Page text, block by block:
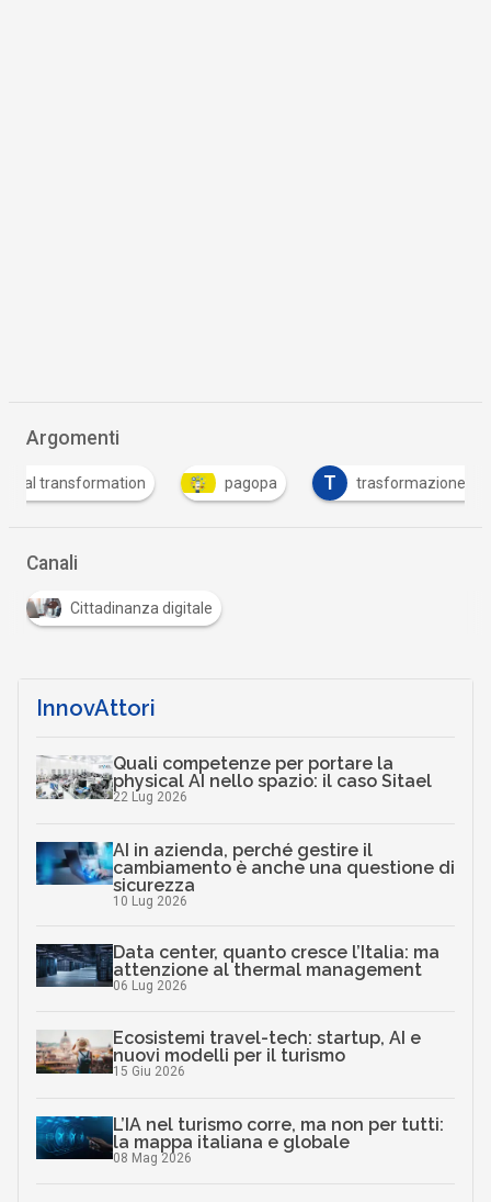
Argomenti
pagopa T trasformazione digitale
Canali
Cittadinanza digitale
InnovAttori
Quali competenze per portare la
physical AI nello spazio: il caso Sitael
22 Lug 2026
AI in azienda, perché gestire il
cambiamento è anche una questione di
sicurezza
10 Lug 2026
Data center, quanto cresce l’Italia: ma
attenzione al thermal management
06 Lug 2026
Ecosistemi travel-tech: startup, AI e
nuovi modelli per il turismo
15 Giu 2026
L’IA nel turismo corre, ma non per tutti:
la mappa italiana e globale
08 Mag 2026